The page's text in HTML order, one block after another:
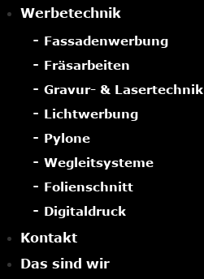
Werbetechnik
Fassadenwerbung
Fräsarbeiten
Gravur- & Lasertechnik
Lichtwerbung
Pylone
Wegleitsysteme
Folienschnitt
Digitaldruck
Kontakt
Das sind wir